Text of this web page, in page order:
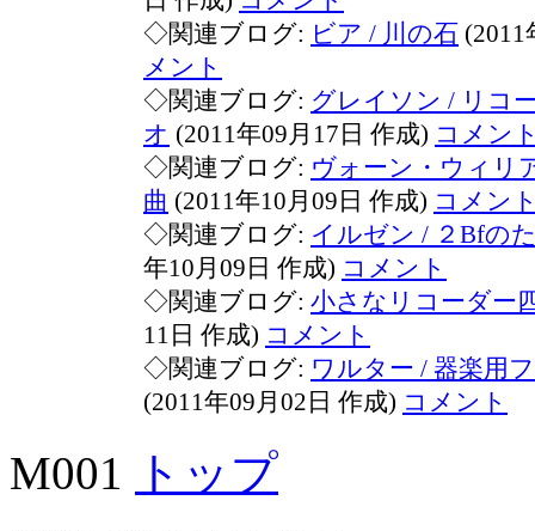
◇関連ブログ: ビア / 川の石
メント
◇関連ブログ: グレイソン / リコ
オ (2011年09月17日 作成) コメン
◇関連ブログ: ヴォーン・ウィリ
曲 (2011年10月09日 作成) コメン
◇関連ブログ: イルゼン / ２Bfの
年10月09日 作成) コメント
◇関連ブログ: 小さなリコーダー
11日 作成) コメント
◇関連ブログ: ワルター / 器楽用
(2011年09月02日 作成) コメント
M001 トップ